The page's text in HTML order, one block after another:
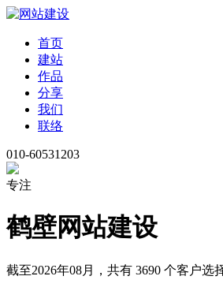
首页
建站
作品
分享
我们
联络
010-60531203
专注
鹤壁网站建设
截至2026年08月，共有 3690 个客户选